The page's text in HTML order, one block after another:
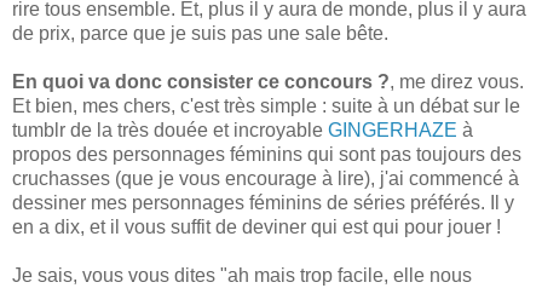
rire tous ensemble. Et, plus il y aura de monde, plus il y aura
de prix, parce que je suis pas une sale bête.
En quoi va donc consister ce concours ?, me direz vous.
Et bien, mes chers, c'est très simple : suite à un débat sur le
tumblr de la très douée et incroyable GINGERHAZE à
propos des personnages féminins qui sont pas toujours des
cruchasses (que je vous encourage à lire), j'ai commencé à
dessiner mes personnages féminins de séries préférés. Il y
en a dix, et il vous suffit de deviner qui est qui pour jouer !
Je sais, vous vous dites "ah mais trop facile, elle nous